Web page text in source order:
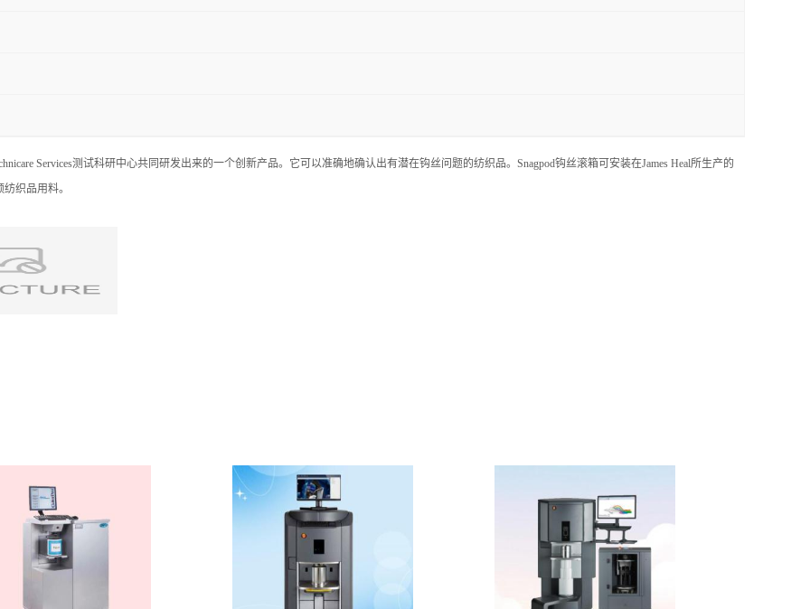
Services测试科研中心共同研发出来的一个创新产品。它可以准确地确认出有潜在钩丝问题的纺织品。Snagpod钩丝滚箱可安装在James Heal所生产的
织品用料。